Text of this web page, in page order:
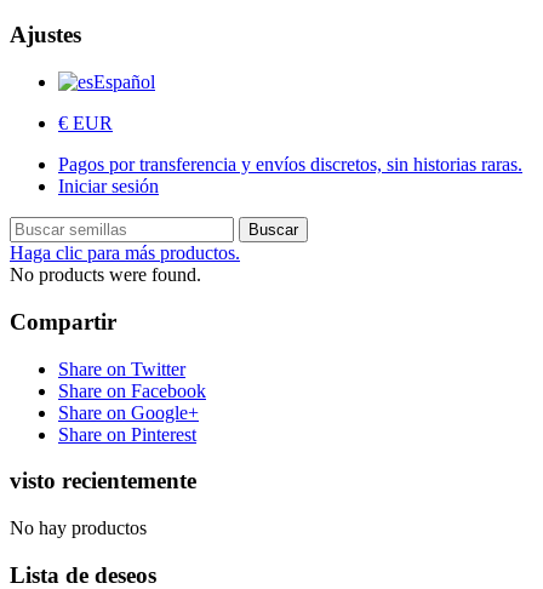
Ajustes
Español
€ EUR
Pagos por transferencia y envíos discretos, sin historias raras.
Iniciar sesión
Buscar
Haga clic para más productos.
No products were found.
Compartir
Share on Twitter
Share on Facebook
Share on Google+
Share on Pinterest
visto recientemente
No hay productos
Lista de deseos